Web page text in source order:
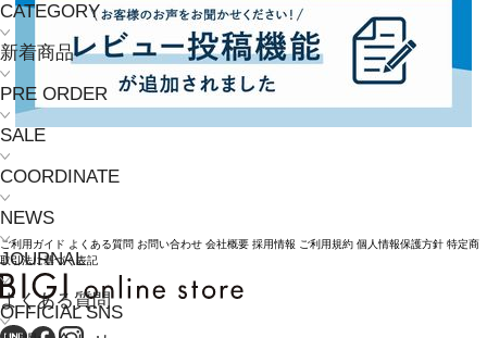
CATEGORY
新着商品
PRE ORDER
SALE
COORDINATE
NEWS
JOURNAL
よくある質問
ご利用ガイド よくある質問 お問い合わせ 会社概要 採用情報 ご利用規約 個人情報保護方針 特定商
取引法に基づく表記
OFFICIAL SNS